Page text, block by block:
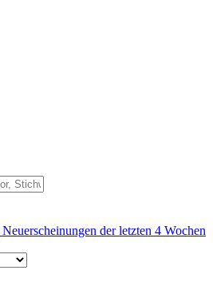
Neuerscheinungen der letzten 4 Wochen